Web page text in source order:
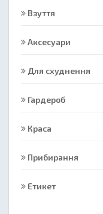
Взуття
Аксесуари
Для схуднення
Гардероб
Краса
Прибирання
Етикет